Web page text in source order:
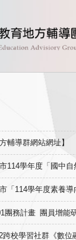
方輔導群網站網址】
114學年度「國中
「114學年度素養
團務計畫 團員增能
跨校學習社群《數位